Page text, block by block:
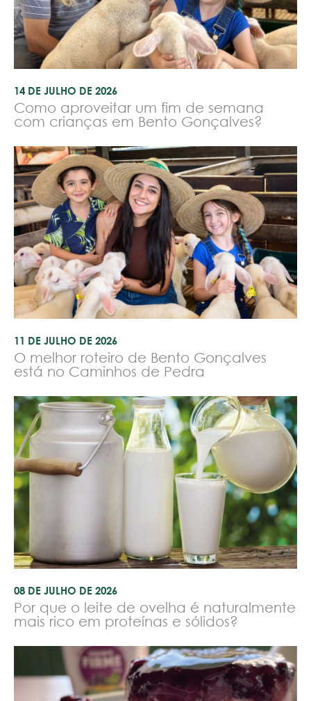
14 DE JULHO DE 2026
Como aproveitar um fim de semana
com crianças em Bento Gonçalves?
11 DE JULHO DE 2026
O melhor roteiro de Bento Gonçalves
está no Caminhos de Pedra
08 DE JULHO DE 2026
Por que o leite de ovelha é naturalmente
mais rico em proteínas e sólidos?